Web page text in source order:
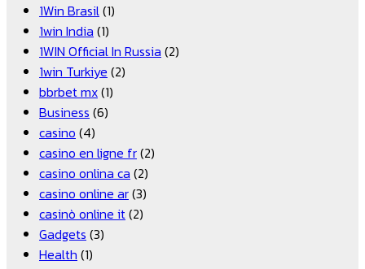
1Win Brasil(1)
1win India (1)
1WIN Official In Russia (2)
1win Turkiye (2)
bbrbet mx(1)
Business (6)
casino (4)
casino en ligne fr(2)
casino onlina ca (2)
casino online ar(3)
casinò online it(2)
Gadgets (3)
Health (1)